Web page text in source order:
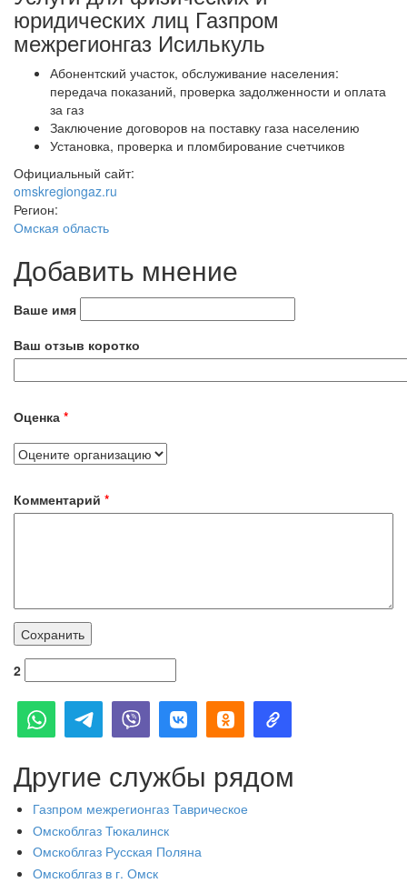
юридических лиц Газпром
межрегионгаз Исилькуль
Абонентский участок, обслуживание населения:
передача показаний, проверка задолженности и оплата
за газ
Заключение договоров на поставку газа населению
Установка, проверка и пломбирование счетчиков
Официальный сайт:
omskregiongaz.ru
Регион:
Омская область
Добавить мнение
Ваше имя
Ваш отзыв коротко
Оценка *
Комментарий *
2
Другие службы рядом
Газпром межрегионгаз Таврическое
Омскоблгаз Тюкалинск
Омскоблгаз Русская Поляна
Омскоблгаз в г. Омск